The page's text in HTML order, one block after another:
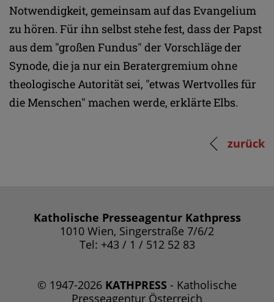
Notwendigkeit, gemeinsam auf das Evangelium
zu hören. Für ihn selbst stehe fest, dass der Papst
aus dem "großen Fundus" der Vorschläge der
Synode, die ja nur ein Beratergremium ohne
theologische Autorität sei, "etwas Wertvolles für
die Menschen" machen werde, erklärte Elbs.
zurück
Katholische Presseagentur Kathpress
1010 Wien, Singerstraße 7/6/2
Tel: +43 / 1 / 512 52 83
© 1947-2026 KATHPRESS - Katholische
Presseagentur Österreich